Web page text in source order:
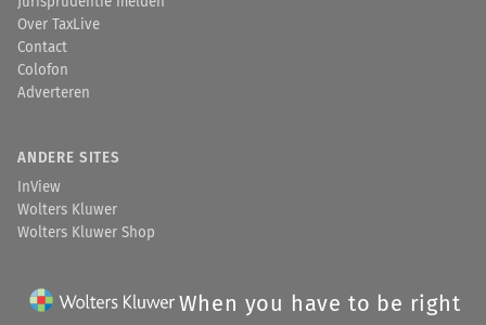
Over TaxLive
Contact
Colofon
Adverteren
ANDERE SITES
InView
Wolters Kluwer
Wolters Kluwer Shop
When you have to be right